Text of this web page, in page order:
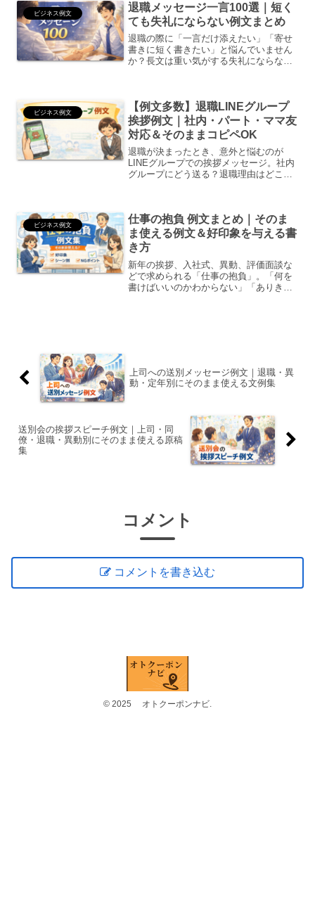
た。状況に合わせてコピーし...
ビジネス例文
退職メッセージ一言100選｜短く
ても失礼にならない例文まとめ
退職の際に「一言だけ添えたい」「寄せ
書きに短く書きたい」と悩んでいません
か？長文は重い気がする失礼にならない
失礼にならない文章だけ...
ビジネス例文
【例文多数】退職LINEグループ
挨拶例文｜社内・パート・ママ友
対応＆そのままコピペOK
退職が決まったとき、意外と悩むのが
LINEグループでの挨拶メッセージ。社内
グループにどう送る？退職理由はどこま
別テンプレ✅ 社内...
ビジネス例文
仕事の抱負 例文まとめ｜そのま
ま使える例文＆好印象を与える書
き方
新年の挨拶、入社式、異動、評価面談な
どで求められる「仕事の抱負」。「何を
書けばいいのかわからない」「ありきた
上司への送別メッセージ例文｜退職・異
動・定年別にそのまま使える文例集
送別会の挨拶スピーチ例文｜上司・同
僚・退職・異動別にそのまま使える原稿
集
コメント
コメントを書き込む
© 2025 オトクーポンナビ.